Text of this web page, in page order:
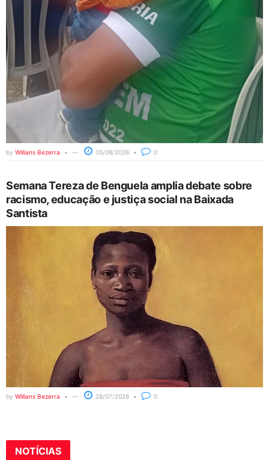
by Willians Bezerra 05/08/2026 0
Semana Tereza de Benguela amplia debate sobre
racismo, educação e justiça social na Baixada
Santista
by Willians Bezerra 28/07/2026 0
NOTÍCIAS